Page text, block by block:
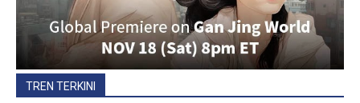
TREN TERKINI